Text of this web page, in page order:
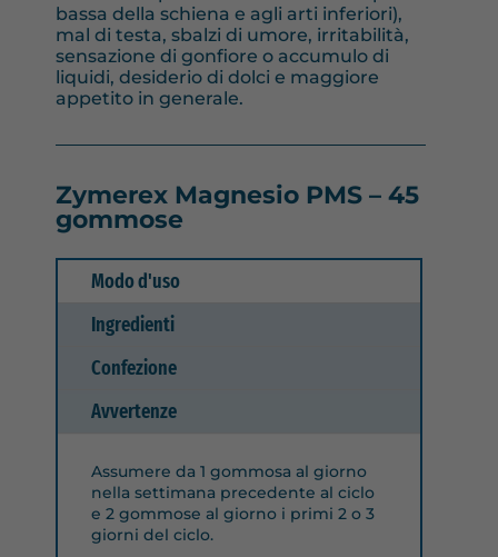
bassa della schiena e agli arti inferiori),
mal di testa, sbalzi di umore, irritabilità,
sensazione di gonfiore o accumulo di
liquidi, desiderio di dolci e maggiore
appetito in generale.
Zymerex Magnesio PMS – 45
gommose
Modo d'uso
Ingredienti
Confezione
Avvertenze
Assumere da 1 gommosa al giorno
nella settimana precedente al ciclo
e 2 gommose al giorno i primi 2 o 3
giorni del ciclo.